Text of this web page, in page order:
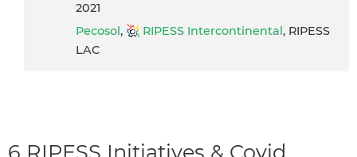
2021
Pecosol , RIPESS Intercontinental , RIPESS
LAC